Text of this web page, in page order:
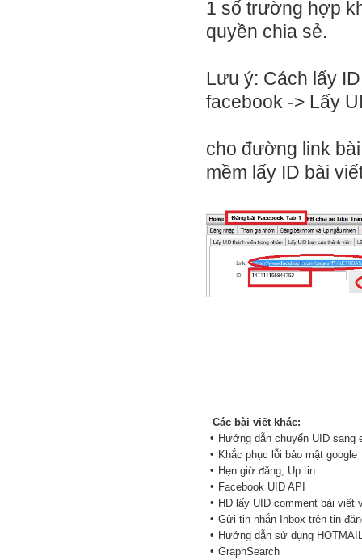
1 số trường hợp
quyền chia sẻ.
Lưu ý: Cách lấy
facebook -> Lấy
cho đường link
mềm lấy ID bài
Các bài viết khác:
• Hướng dẫn chuyển UID
• Khắc phục lỗi bảo mật google
• Hẹn giờ đăng, Up tin
• Facebook UID API
• HD lấy UID comment bài viết
• Gửi tin nhắn Inbox trên tin
• Hướng dẫn sử dụng
• GraphSearch